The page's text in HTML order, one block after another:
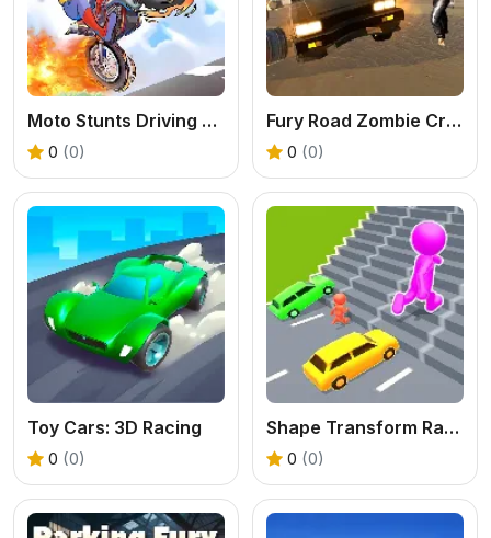
Moto Stunts Driving & Racing
0 (0)
Fury Road Zombie Crash
0 (0)
Toy Cars: 3D Racing
0 (0)
Shape Transform Race
0 (0)